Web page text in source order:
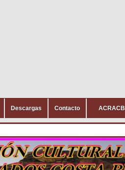
Descargas Contacto ACRACB